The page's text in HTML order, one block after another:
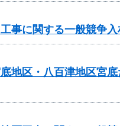
に関する一般競争入
地区・八百津地区宮